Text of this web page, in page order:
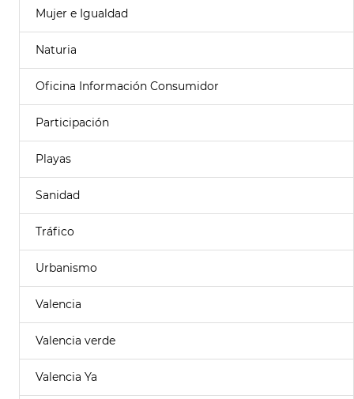
Mujer e Igualdad
Naturia
Oficina Información Consumidor
Participación
Playas
Sanidad
Tráfico
Urbanismo
Valencia
Valencia verde
Valencia Ya